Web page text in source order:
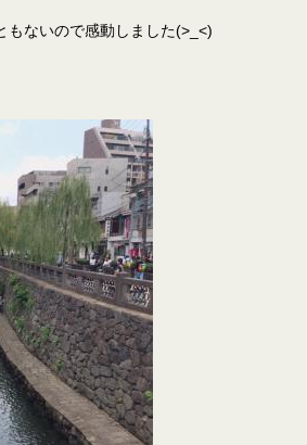
もないので感動しました(>_<)